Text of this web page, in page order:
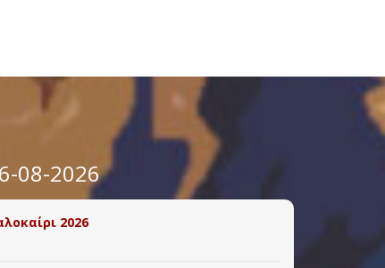
08-2026
2026